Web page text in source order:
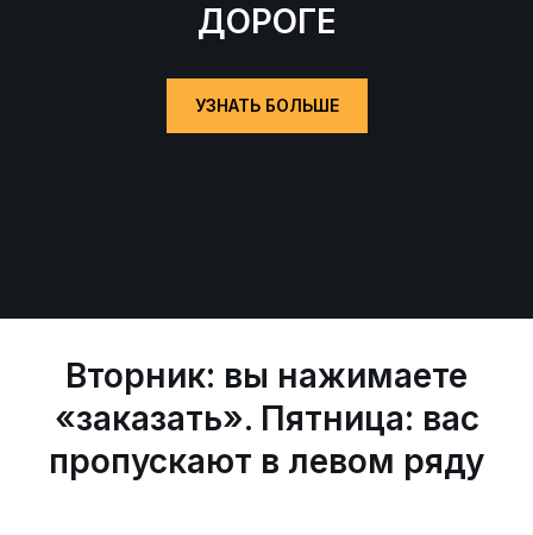
ДОРОГЕ
УЗНАТЬ БОЛЬШЕ
Вторник: вы нажимаете
«заказать». Пятница: вас
пропускают в левом ряду